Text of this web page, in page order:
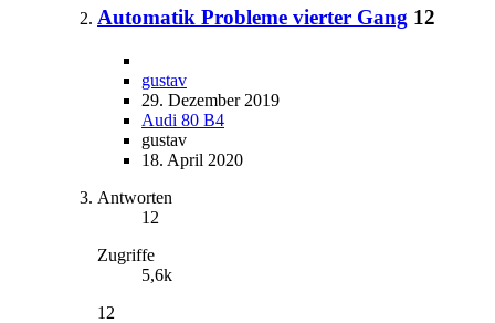
Automatik Probleme vierter Gang 12
gustav
29. Dezember 2019
Audi 80 B4
gustav
18. April 2020
Antworten
12
Zugriffe
5,6k
12